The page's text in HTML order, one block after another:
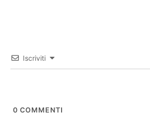
Iscriviti
0 COMMENTI